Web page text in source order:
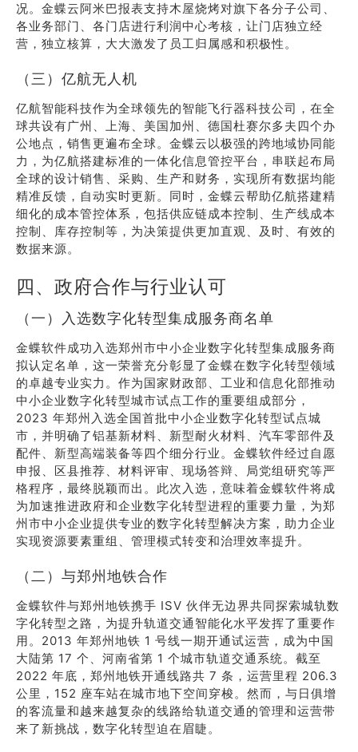
况。金蝶云阿米巴报表支持木屋烧烤对旗下各分子公司、
各业务部门、各门店进行利润中心考核，让门店独立经
营，独立核算，大大激发了员工归属感和积极性。
（三）亿航无人机
亿航智能科技作为全球领先的智能飞行器科技公司，在全
球共设有广州、上海、美国加州、德国杜赛尔多夫四个办
公地点，销售更遍布全球。金蝶云以极强的跨地域协同能
力，为亿航搭建标准的一体化信息管控平台，串联起布局
全球的设计销售、采购、生产和财务，实现所有数据均能
精准反馈，自动实时更新。同时，金蝶云帮助亿航搭建精
细化的成本管控体系，包括供应链成本控制、生产线成本
控制、库存控制等，为决策提供更加直观、及时、有效的
数据来源。
四、政府合作与行业认可
（一）入选数字化转型集成服务商名单
金蝶软件成功入选郑州市中小企业数字化转型集成服务商
拟认定名单，这一荣誉充分彰显了金蝶在数字化转型领域
的卓越专业实力。作为国家财政部、工业和信息化部推动
中小企业数字化转型城市试点工作的重要组成部分，
2023 年郑州入选全国首批中小企业数字化转型试点城
市，并明确了铝基新材料、新型耐火材料、汽车零部件及
配件、新型高端装备等四个细分行业。金蝶软件经过自愿
申报、区县推荐、材料评审、现场答辩、局党组研究等严
格程序，最终脱颖而出。此次入选，意味着金蝶软件将成
为加速推进政府和企业数字化转型进程的重要力量，为郑
州市中小企业提供专业的数字化转型解决方案，助力企业
实现资源要素重组、管理模式转变和治理效率提升。
（二）与郑州地铁合作
金蝶软件与郑州地铁携手 ISV 伙伴无边界共同探索城轨数
字化转型之路，为提升轨道交通智能化水平发挥了重要作
用。2013 年郑州地铁 1 号线一期开通试运营，成为中国
大陆第 17 个、河南省第 1 个城市轨道交通系统。截至
2022 年底，郑州地铁开通线路共 7 条，运营里程 206.3
公里，152 座车站在城市地下空间穿梭。然而，与日俱增
的客流量和越来越复杂的线路给轨道交通的管理和运营带
来了新挑战，数字化转型迫在眉睫。